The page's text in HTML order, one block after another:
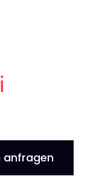
anfragen